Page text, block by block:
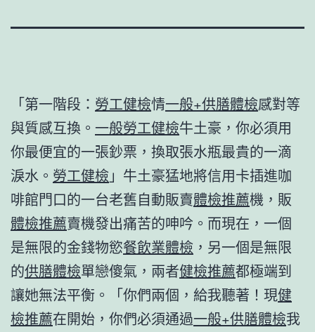
「第一階段： 勞工健檢情一般+供膳體檢感對等
與質感互換。 一般勞工健檢牛土豪，你必須用
你最便宜的一張鈔票，換取張水瓶最貴的一滴
淚水。 勞工健檢 」牛土豪猛地將信用卡插進咖
啡館門口的一台老舊自動販賣體檢推薦機，販
體檢推薦賣機發出痛苦的呻吟。而現在，一個
是無限的金錢物慾餐飲業體檢 ，另一個是無限
的供膳體檢單戀傻氣，兩者健檢推薦都極端到
讓她無法平衡。「你們兩個，給我聽著！現健
檢推薦在開始，你們必須通過一般+供膳體檢我